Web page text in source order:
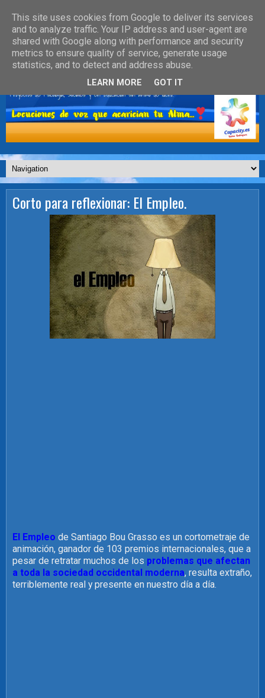
Corto para reflexionar: El Empleo.
El Empleo de Santiago Bou Grasso es un cortometraje de
animación, ganador de 103 premios internacionales, que a
pesar de retratar muchos de los problemas que afectan
a toda la sociedad occidental moderna, resulta extraño,
terriblemente real y presente en nuestro día a día.
This site uses cookies from Google to deliver its services
and to analyze traffic. Your IP address and user-agent are
shared with Google along with performance and security
metrics to ensure quality of service, generate usage
statistics, and to detect and address abuse.
LEARN MORE GOT IT